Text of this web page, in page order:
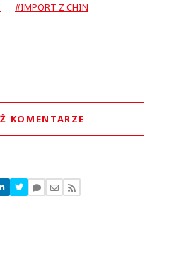
#IMPORT Z CHIN
KOMENTARZE
komentarzy
komentarze